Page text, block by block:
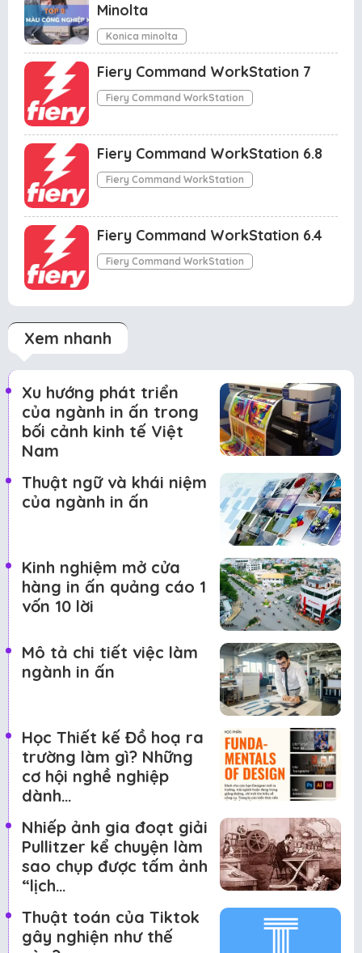
Minolta
Konica minolta
Fiery Command WorkStation 7
Fiery Command WorkStation
Fiery Command WorkStation 6.8
Fiery Command WorkStation
Fiery Command WorkStation 6.4
Fiery Command WorkStation
Xem nhanh
Xu hướng phát triển
của ngành in ấn trong
bối cảnh kinh tế Việt
Nam
Thuật ngữ và khái niệm
của ngành in ấn
Kinh nghiệm mở cửa
hàng in ấn quảng cáo 1
vốn 10 lời
Mô tả chi tiết việc làm
ngành in ấn
Học Thiết kế Đồ hoạ ra
trường làm gì? Những
cơ hội nghề nghiệp
dành…
Nhiếp ảnh gia đoạt giải
Pullitzer kể chuyện làm
sao chụp được tấm ảnh
“lịch…
Thuật toán của Tiktok
gây nghiện như thế